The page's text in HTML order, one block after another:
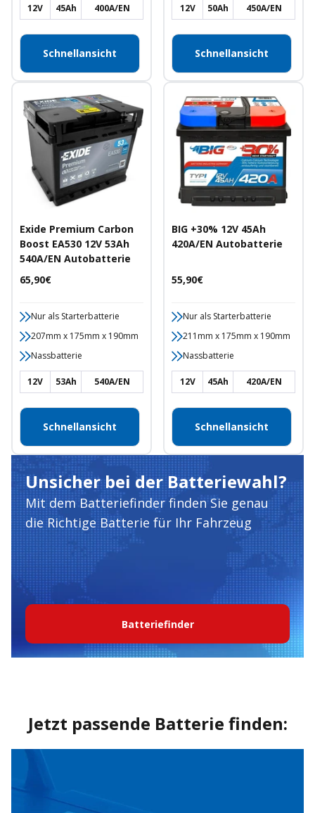
12V 45Ah 400A/EN
Schnellansicht
12V 50Ah 450A/EN
Schnellansicht
Exide Premium Carbon
Boost EA530 12V 53Ah
540A/EN Autobatterie
Angebotspreis
65,90€
Nur als Starterbatterie
207mm x 175mm x 190mm
Nassbatterie
12V 53Ah 540A/EN
Schnellansicht
BIG +30% 12V 45Ah
420A/EN Autobatterie
Angebotspreis
55,90€
Nur als Starterbatterie
211mm x 175mm x 190mm
Nassbatterie
12V 45Ah 420A/EN
Schnellansicht
Unsicher bei der Batteriewahl?
Mit dem Batteriefinder finden Sie genau
die Richtige Batterie für Ihr Fahrzeug
Batteriefinder
Jetzt passende Batterie finden: